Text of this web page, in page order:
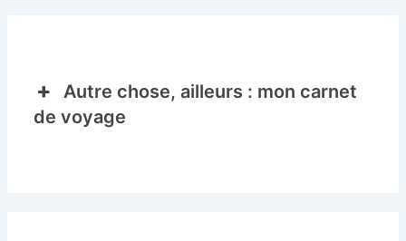
Autre chose, ailleurs : mon carnet
de voyage